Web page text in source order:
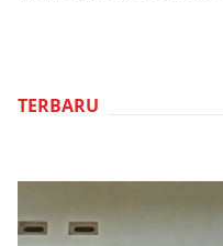
TERBARU